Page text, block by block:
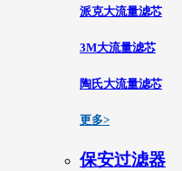
派克大流量滤芯
3M大流量滤芯
陶氏大流量滤芯
更多>
保安过滤器